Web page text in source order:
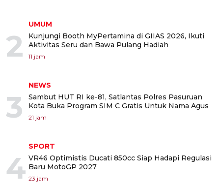
2
UMUM
Kunjungi Booth MyPertamina di GIIAS 2026, Ikuti
Aktivitas Seru dan Bawa Pulang Hadiah
11 jam
3
NEWS
Sambut HUT RI ke-81, Satlantas Polres Pasuruan
Kota Buka Program SIM C Gratis Untuk Nama Agus
21 jam
4
SPORT
VR46 Optimistis Ducati 850cc Siap Hadapi Regulasi
Baru MotoGP 2027
23 jam